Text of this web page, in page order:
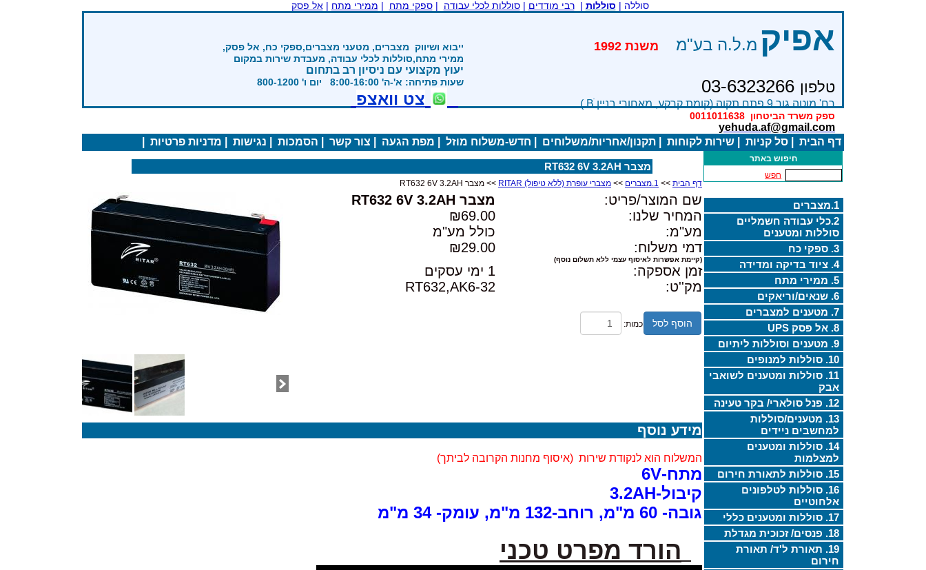
סוללה | סוללות |רבי מודדים |סוללות לכלי עבודה |ספקי מתח | ממירי מתח |אל פסק
אפיק מ.ל.ה בע"מ
טלפון 03-6323266
רח' מוטה גור 9 פתח תקוה (קומת קרקע, מאחורי בניין Bׂ )
ספק משרד הביטחון 0011011638
yehuda.af@gmail.com
ייבוא ושיווק מצברים, מטעני מצברים,ספקי כח, אל פסק,
ממירי מתח,סוללות לכלי עבודה, מעבדת שירות במקום
יעוץ מקצועי עם ניסיון רב בתחום
שעות פתיחה: א'-ה' 8:00-16:00 יום ו' 800-1200
צט וואצפ
דף הבית סל קניות שירות לקוחות תקנון/אחריות/משלוחים חדש-משלוח מוזל מפת הגעה צור קשר הסמכות נגישות מדניות פרטיות
חיפוש באתר
חפש
1.מצברים
2.כלי עבודה חשמליים
סוללות ומטענים
3. ספקי כח
4. ציוד בדיקה ומדידה
5. ממירי מתח
6. שנאים/וריאקים
7. מטענים למצברים
8. אל פסק UPS
9. מטענים וסוללות ליתיום
10. סוללות למנופים
11. סוללות ומטענים לשואבי
אבק
12. פנל סולארי/ בקר טעינה
13. מטענים/סוללות
למחשבים ניידים
14. סוללות ומטענים
למצלמות
15. סוללות לתאורת חירום
16. סוללות לטלפונים
אלחוטיים
17. סוללות ומטענים כללי
18. פנסים/ זכוכית מגדלת
19. תאורת ל'ד/ תאורת
חירום
מצבר RT632 6V 3.2AH
דף הבית >> 1.מצברים >> מצברי עופרת (ללא טיפול) RITAR >> מצבר RT632 6V 3.2AH
שם המוצר/פריט:
מצבר RT632 6V 3.2AH
המחיר שלנו:
₪69.00
מע"מ:
כולל מע"מ
דמי משלוח:
₪29.00
(קיימת אפשרות לאיסוף עצמי ללא תשלום נוסף)
זמן אספקה:
1 ימי עסקים
מק''ט:
RT632,AK6-32
הוסף לסל כמות:
מידע נוסף
המשלוח הוא לנקודת שירות (איסוף מחנות הקרובה לביתך)
מתח-6V
קיבול-3.2AH
גובה- 60 מ"מ, רוחב-132 מ"מ, עומק- 34 מ"מ
הורד מפרט טכני